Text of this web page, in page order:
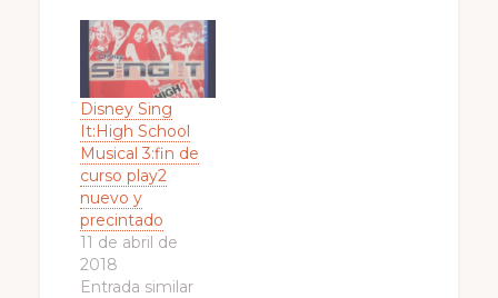
Disney Sing
It:High School
Musical 3:fin de
curso play2
nuevo y
precintado
11 de abril de
2018
Entrada similar